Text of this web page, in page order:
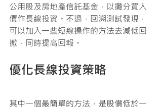
公用股及房地產信託基金，以攤分買入
價作長線投資。不過，回溯測試發現，
可以加入一些短線操作的方法去減低回
撤，同時提高回報。
優化長線投資策略
其中一個最簡單的方法，是股價低於一